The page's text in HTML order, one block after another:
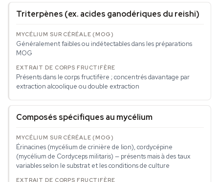
Triterpènes (ex. acides ganodériques du reishi)
Généralement faibles ou indétectables dans les préparations
MOG
Présents dans le corps fructifère ; concentrés davantage par
extraction alcoolique ou double extraction
Composés spécifiques au mycélium
Érinacines (mycélium de crinière de lion), cordycépine
(mycélium de Cordyceps militaris) — présents mais à des taux
variables selon le substrat et les conditions de culture